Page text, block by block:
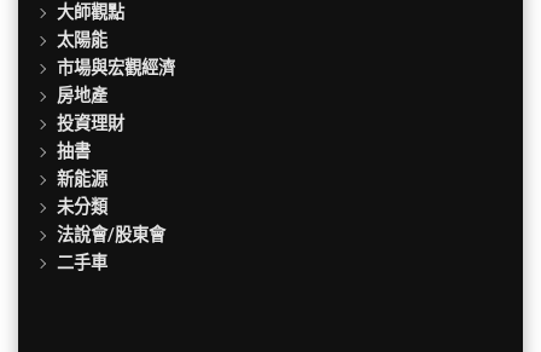
大師觀點
太陽能
市場與宏觀經濟
房地產
投資理財
抽書
新能源
未分類
法說會/股東會
二手車